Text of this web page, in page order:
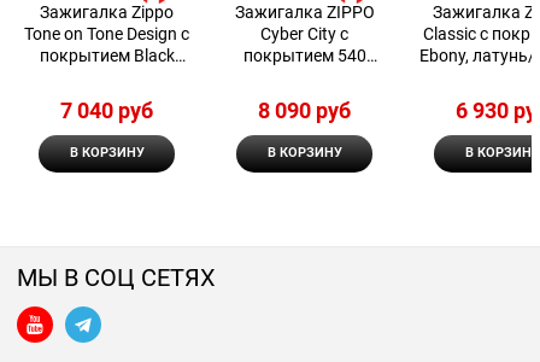
Зажигалка Zippo
Tone on Tone Design с
покрытием Black
7 040 руб
В КОРЗИНУ
Зажигалка ZIPPO
Cyber City с
покрытием 540
8 090 руб
В КОРЗИНУ
Зажигалка
Classic с
Ebony, латунь/
38x13x57
6 930
В КОРЗИНУ
МЫ В СОЦ СЕТЯХ